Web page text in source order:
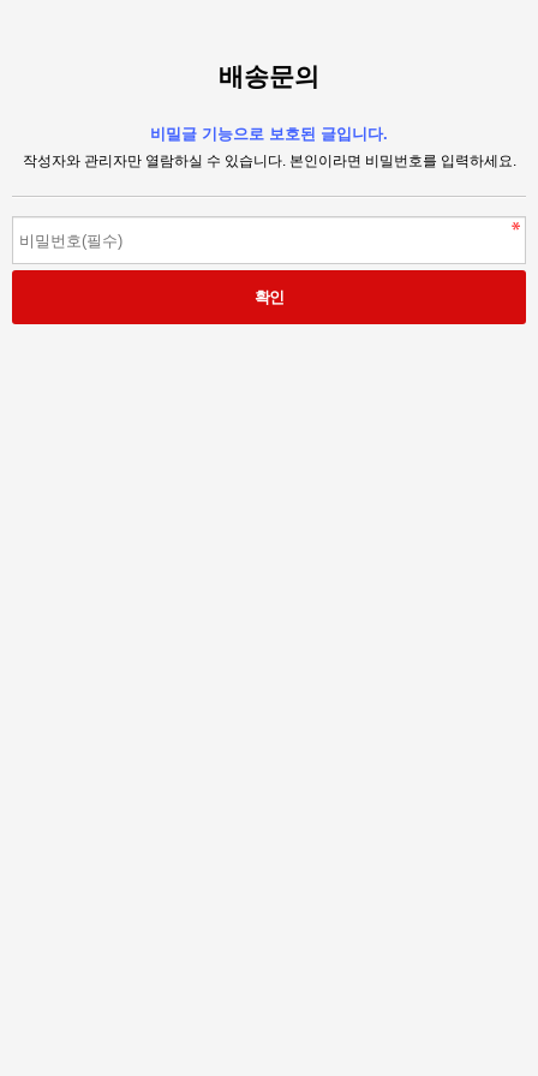
배송문의
비밀글 기능으로 보호된 글입니다.
작성자와 관리자만 열람하실 수 있습니다. 본인이라면 비밀번호를 입력하세요.